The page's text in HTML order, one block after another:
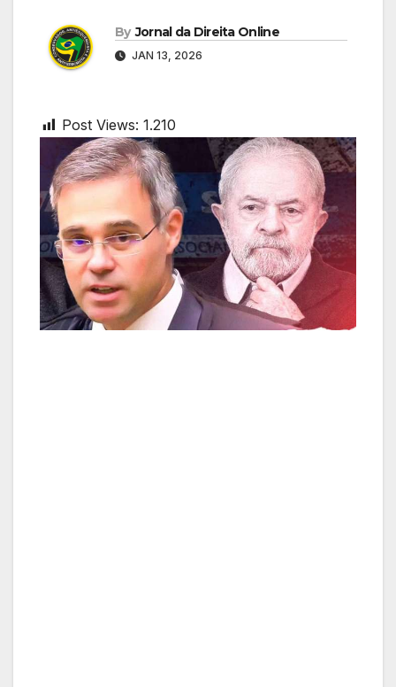
By Jornal da Direita Online
JAN 13, 2026
Post Views: 1.210